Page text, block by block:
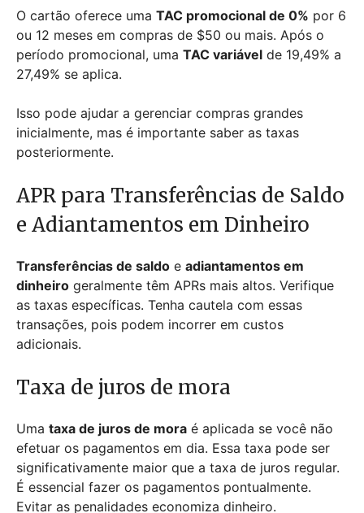
O cartão oferece uma TAC promocional de 0% por 6
ou 12 meses em compras de $50 ou mais. Após o
período promocional, uma TAC variável de 19,49% a
27,49% se aplica.
Isso pode ajudar a gerenciar compras grandes
inicialmente, mas é importante saber as taxas
posteriormente.
APR para Transferências de Saldo
e Adiantamentos em Dinheiro
Transferências de saldo e adiantamentos em
dinheiro geralmente têm APRs mais altos. Verifique
as taxas específicas. Tenha cautela com essas
transações, pois podem incorrer em custos
adicionais.
Taxa de juros de mora
Uma taxa de juros de mora é aplicada se você não
efetuar os pagamentos em dia. Essa taxa pode ser
significativamente maior que a taxa de juros regular.
É essencial fazer os pagamentos pontualmente.
Evitar as penalidades economiza dinheiro.